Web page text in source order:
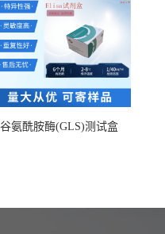
谷氨酰胺酶(GLS)测试盒